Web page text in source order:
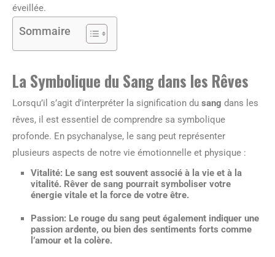
éveillée.
Sommaire
La Symbolique du Sang dans les Rêves
Lorsqu’il s’agit d’interpréter la signification du sang dans les
rêves, il est essentiel de comprendre sa symbolique
profonde. En psychanalyse, le sang peut représenter
plusieurs aspects de notre vie émotionnelle et physique :
Vitalité: Le sang est souvent associé à la vie et à la
vitalité. Rêver de sang pourrait symboliser votre
énergie vitale et la force de votre être.
Passion: Le rouge du sang peut également indiquer une
passion ardente, ou bien des sentiments forts comme
l’amour et la colère.